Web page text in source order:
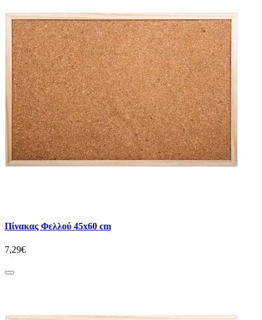
Πίνακας Φελλού 45x60 cm
7,29€